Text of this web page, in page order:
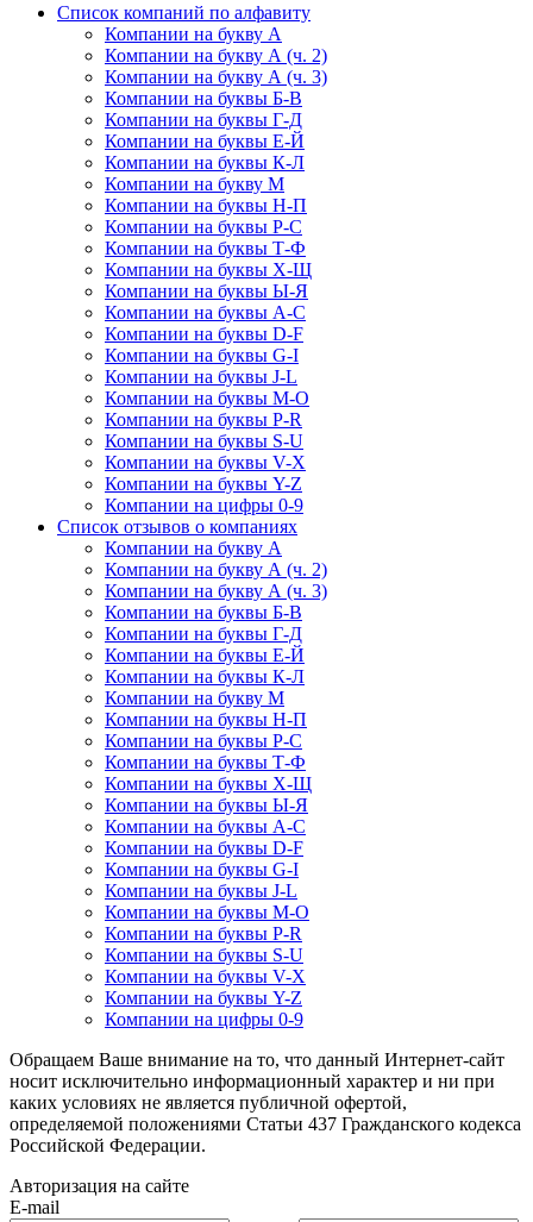
Список компаний по алфавиту
Компании на букву А
Компании на букву А (ч. 2)
Компании на букву А (ч. 3)
Компании на буквы Б-В
Компании на буквы Г-Д
Компании на буквы Е-Й
Компании на буквы К-Л
Компании на букву М
Компании на буквы Н-П
Компании на буквы Р-С
Компании на буквы Т-Ф
Компании на буквы Х-Щ
Компании на буквы Ы-Я
Компании на буквы A-C
Компании на буквы D-F
Компании на буквы G-I
Компании на буквы J-L
Компании на буквы M-O
Компании на буквы P-R
Компании на буквы S-U
Компании на буквы V-X
Компании на буквы Y-Z
Компании на цифры 0-9
Список отзывов о компаниях
Компании на букву А
Компании на букву А (ч. 2)
Компании на букву А (ч. 3)
Компании на буквы Б-В
Компании на буквы Г-Д
Компании на буквы Е-Й
Компании на буквы К-Л
Компании на букву М
Компании на буквы Н-П
Компании на буквы Р-С
Компании на буквы Т-Ф
Компании на буквы Х-Щ
Компании на буквы Ы-Я
Компании на буквы A-C
Компании на буквы D-F
Компании на буквы G-I
Компании на буквы J-L
Компании на буквы M-O
Компании на буквы P-R
Компании на буквы S-U
Компании на буквы V-X
Компании на буквы Y-Z
Компании на цифры 0-9
Обращаем Ваше внимание на то, что данный Интернет-сайт
носит исключительно информационный характер и ни при
каких условиях не является публичной офертой,
определяемой положениями Статьи 437 Гражданского кодекса
Российской Федерации.
Авторизация на сайте
E-mail